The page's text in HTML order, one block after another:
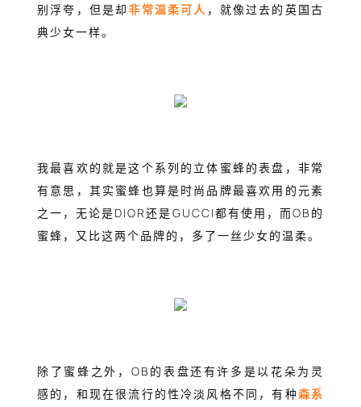
别浮夸，但是却非常温柔可人 ，就像过去的英国古
典少女一样。
我最喜欢的就是这个系列的立体蜜蜂的表盘，非常
有意思，其实蜜蜂也算是时尚品牌最喜欢用的元素
之一，无论是DIOR还是GUCCI都有使用，而OB的
蜜蜂，又比这两个品牌的，多了一丝少女的温柔。
除了蜜蜂之外，OB的表盘还有许多是以花朵为灵
感的，和现在很流行的性冷淡风格不同，有种森系